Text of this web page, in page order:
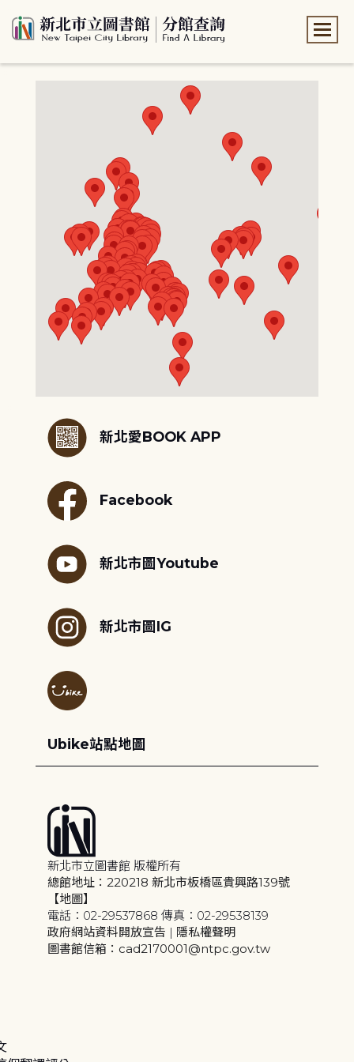
新北愛BOOK APP
Facebook
新北市圖Youtube
新北市圖IG
Ubike站點地圖
新北市立圖書館 版權所有
總館地址：220218 新北市板橋區貴興路139號
【地圖】
電話：02-29537868 傳真：02-29538139
政府網站資料開放宣告 | 隱私權聲明
圖書館信箱：cad2170001@ntpc.gov.tw